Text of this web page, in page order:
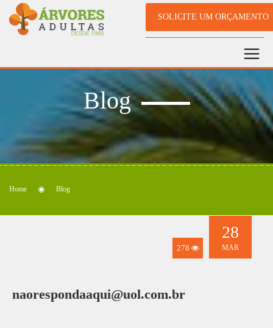
SOLICITE UM ORÇAMENTO
Blog
Home Blog
278
28
MAR
naorespondaaqui@uol.com.br